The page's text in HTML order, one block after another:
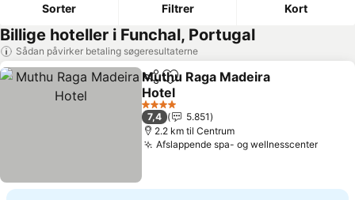
Sorter Filtrer Kort
Billige hoteller i Funchal, Portugal
Sådan påvirker betaling søgeresultaterne
Del Føj til favoritter
Muthu Raga Madeira
Hotel
4 Stjerner
7,4
5.851
2.2 km til Centrum
Afslappende spa- og wellnesscenter